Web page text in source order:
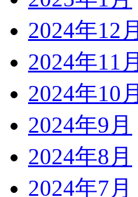
2024年12月
2024年11月
2024年10月
2024年9月
2024年8月
2024年7月